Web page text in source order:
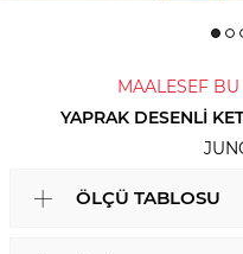
MAALESEF
YAPRAK DESENLI
ÖLÇÜ TABLOSU